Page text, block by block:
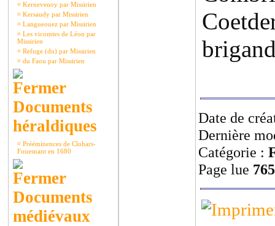
¤ Kernevenoy par Missirien
¤ Kersaudy par Missirien
¤ Langueouez par Missirien
¤ Les vicomtes de Léon par
Missirien
¤ Refuge (du) par Missirien
¤ du Faou par Missirien
Documents
héraldiques
¤ Prééminences de Clohars-
Fouesnant en 1680
Documents
médiévaux
Date de
Dernière
Catégorie :
Page lue